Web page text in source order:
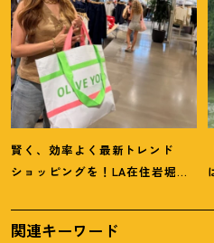
賢く、効率よく最新トレンド
ショッピングを ！ LA在住岩堀せ
選
関連キーワード